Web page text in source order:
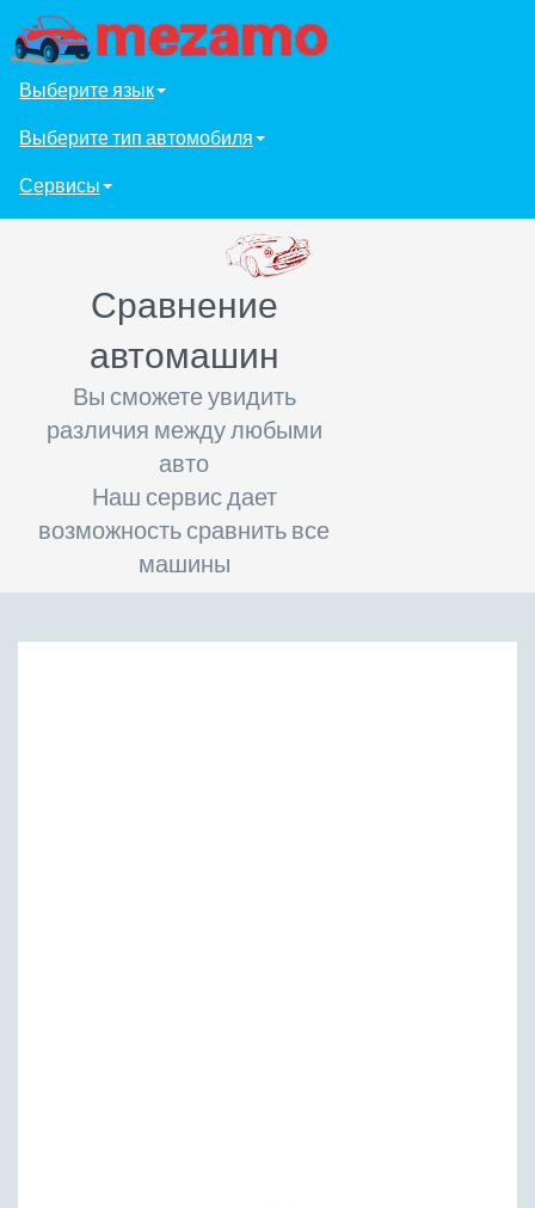
Выберите язык
Выберите тип автомобиля
Сервисы
Сравнение
автомашин
Вы сможете увидить
различия между любыми
авто
Наш сервис дает
возможность сравнить все
машины